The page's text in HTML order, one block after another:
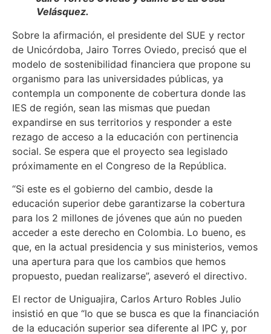
Velásquez.
Sobre la afirmación, el presidente del SUE y rector
de Unicórdoba, Jairo Torres Oviedo, precisó que el
modelo de sostenibilidad financiera que propone su
organismo para las universidades públicas, ya
contempla un componente de cobertura donde las
IES de región, sean las mismas que puedan
expandirse en sus territorios y responder a este
rezago de acceso a la educación con pertinencia
social. Se espera que el proyecto sea legislado
próximamente en el Congreso de la República.
“Si este es el gobierno del cambio, desde la
educación superior debe garantizarse la cobertura
para los 2 millones de jóvenes que aún no pueden
acceder a este derecho en Colombia. Lo bueno, es
que, en la actual presidencia y sus ministerios, vemos
una apertura para que los cambios que hemos
propuesto, puedan realizarse”, aseveró el directivo.
El rector de Uniguajira, Carlos Arturo Robles Julio
insistió en que “lo que se busca es que la financiación
de la educación superior sea diferente al IPC y, por